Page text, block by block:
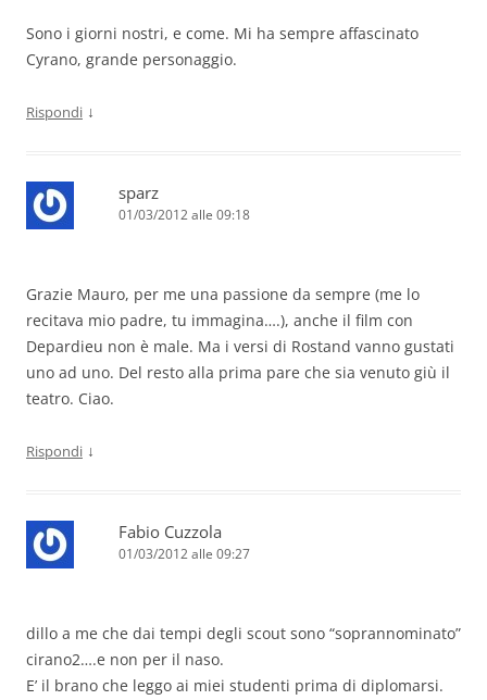
Sono i giorni nostri, e come. Mi ha sempre affascinato
Cyrano, grande personaggio.
Rispondi ↓
sparz
01/03/2012 alle 09:18
Grazie Mauro, per me una passione da sempre (me lo
recitava mio padre, tu immagina….), anche il film con
Depardieu non è male. Ma i versi di Rostand vanno gustati
uno ad uno. Del resto alla prima pare che sia venuto giù il
teatro. Ciao.
Rispondi ↓
Fabio Cuzzola
01/03/2012 alle 09:27
dillo a me che dai tempi degli scout sono “soprannominato”
cirano2….e non per il naso.
E’ il brano che leggo ai miei studenti prima di diplomarsi.